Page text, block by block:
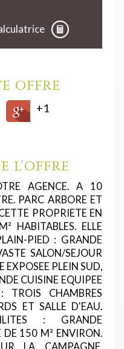
offre
+1
l'offre
AGENCE. A 10
PARC ARBORE ET
PROPRIETE EN
HABITABLES. ELLE
PIED : GRANDE
SALON/SEJOUR
EXPOSEE PLEIN SUD,
CUISINE EQUIPEE
TROIS CHAMBRES
ET SALLE D'EAU.
: GRANDE
DE 150 M² ENVIRON.
LA CAMPAGNE.